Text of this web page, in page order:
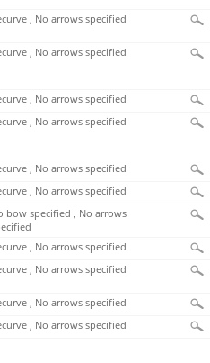
, No arrows specified
, No arrows specified
, No arrows specified
, No arrows specified
, No arrows specified
, No arrows specified
bow specified , No arrows
, No arrows specified
, No arrows specified
, No arrows specified
, No arrows specified